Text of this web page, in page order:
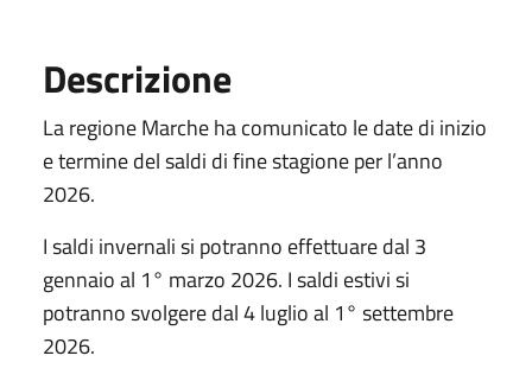
Descrizione
La regione Marche ha comunicato le date di inizio
e termine del saldi di fine stagione per l’anno
2026.
I saldi invernali si potranno effettuare dal 3
gennaio al 1° marzo 2026. I saldi estivi si
potranno svolgere dal 4 luglio al 1° settembre
2026.